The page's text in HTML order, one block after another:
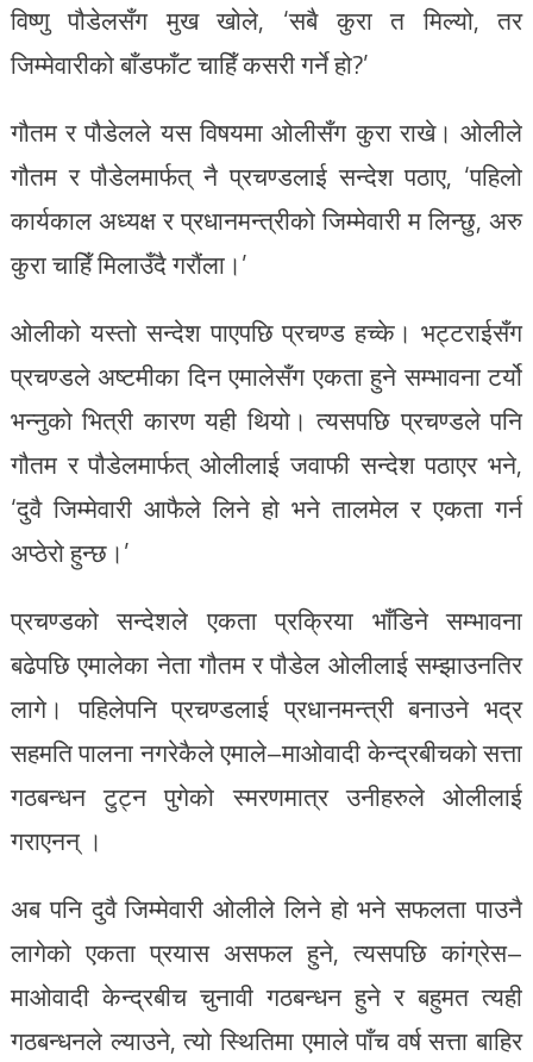
विष्णु पौडेलसँग मुख खोले, ‘सबै कुरा त मिल्यो, तर
जिम्मेवारीको बाँडफाँट चाहिँ कसरी गर्ने हो?’
गौतम र पौडेलले यस विषयमा ओलीसँग कुरा राखे। ओलीले
गौतम र पौडेलमार्फत् नै प्रचण्डलाई सन्देश पठाए, ‘पहिलो
कार्यकाल अध्यक्ष र प्रधानमन्त्रीको जिम्मेवारी म लिन्छु, अरु
कुरा चाहिँ मिलाउँदै गरौंला।’
ओलीको यस्तो सन्देश पाएपछि प्रचण्ड हच्के। भट्टराईसँग
प्रचण्डले अष्टमीका दिन एमालेसँग एकता हुने सम्भावना टर्यो
भन्नुको भित्री कारण यही थियो। त्यसपछि प्रचण्डले पनि
गौतम र पौडेलमार्फत् ओलीलाई जवाफी सन्देश पठाएर भने,
‘दुवै जिम्मेवारी आफैले लिने हो भने तालमेल र एकता गर्न
अप्ठेरो हुन्छ।’
प्रचण्डको सन्देशले एकता प्रक्रिया भाँडिने सम्भावना
बढेपछि एमालेका नेता गौतम र पौडेल ओलीलाई सम्झाउनतिर
लागे। पहिलेपनि प्रचण्डलाई प्रधानमन्त्री बनाउने भद्र
सहमति पालना नगरेकैले एमाले–माओवादी केन्द्रबीचको सत्ता
गठबन्धन टुट्न पुगेको स्मरणमात्र उनीहरुले ओलीलाई
गराएनन् ।
अब पनि दुवै जिम्मेवारी ओलीले लिने हो भने सफलता पाउनै
लागेको एकता प्रयास असफल हुने, त्यसपछि कांग्रेस–
माओवादी केन्द्रबीच चुनावी गठबन्धन हुने र बहुमत त्यही
गठबन्धनले ल्याउने, त्यो स्थितिमा एमाले पाँच वर्ष सत्ता बाहिर